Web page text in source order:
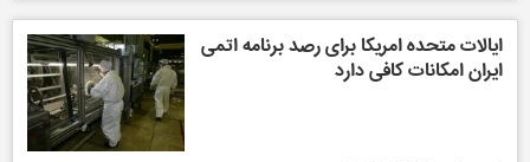
ایالات متحده امریکا برای رصد برنامه اتمی
ایران امکانات کافی دارد